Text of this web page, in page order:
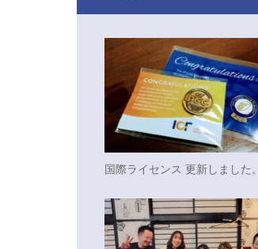
国際ライセンス 更新しました。